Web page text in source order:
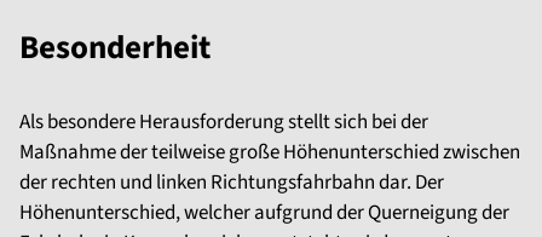
Besonderheit
Als besondere Herausforderung stellt sich bei der
Maßnahme der teilweise große Höhenunterschied zwischen
der rechten und linken Richtungsfahrbahn dar. Der
Höhenunterschied, welcher aufgrund der Querneigung der